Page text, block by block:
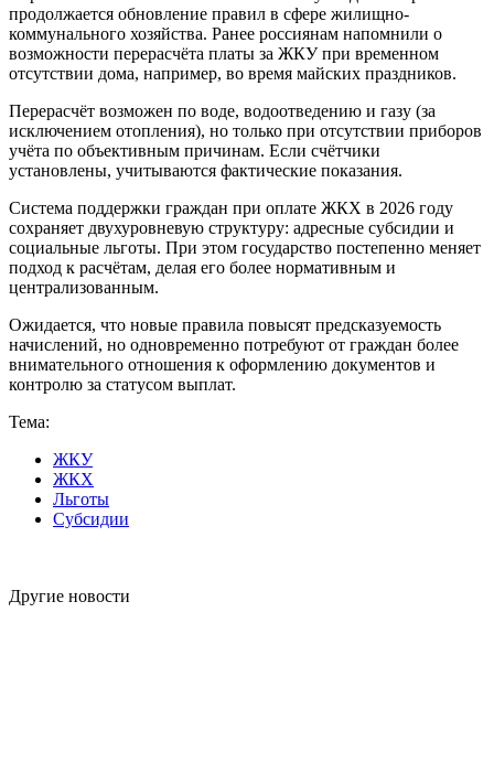
продолжается обновление правил в сфере жилищно-
коммунального хозяйства. Ранее россиянам напомнили о
возможности перерасчёта платы за ЖКУ при временном
отсутствии дома, например, во время майских праздников.
Перерасчёт возможен по воде, водоотведению и газу (за
исключением отопления), но только при отсутствии приборов
учёта по объективным причинам. Если счётчики
установлены, учитываются фактические показания.
Система поддержки граждан при оплате ЖКХ в 2026 году
сохраняет двухуровневую структуру: адресные субсидии и
социальные льготы. При этом государство постепенно меняет
подход к расчётам, делая его более нормативным и
централизованным.
Ожидается, что новые правила повысят предсказуемость
начислений, но одновременно потребуют от граждан более
внимательного отношения к оформлению документов и
контролю за статусом выплат.
Тема:
ЖКУ
ЖКХ
Льготы
Субсидии
Другие новости